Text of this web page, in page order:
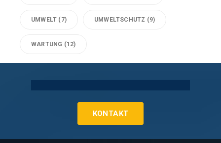
UMWELT (7) UMWELTSCHUTZ (9)
WARTUNG (12)
KONTAKT